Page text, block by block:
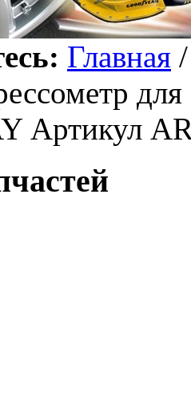
Главная
Артикул